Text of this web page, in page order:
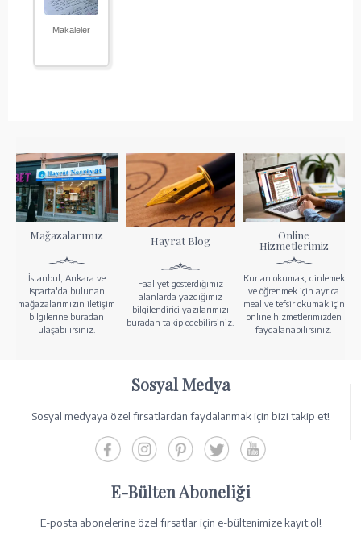
Makaleler
Mağazalarımız
İstanbul, Ankara ve
Isparta'da bulunan
mağazalarımızın iletişim
bilgilerine buradan
ulaşabilirsiniz.
Hayrat Blog
Faaliyet gösterdiğimiz
alanlarda yazdığımız
bilgilendirici yazılarımızı
buradan takip edebilirsiniz.
Online
Hizmetlerimiz
Kur'an okumak, dinlemek
ve öğrenmek için ayrıca
meal ve tefsir okumak için
online hizmetlerimizden
faydalanabilirsiniz.
Sosyal Medya
Sosyal medyaya özel fırsatlardan faydalanmak için bizi takip et!
E-Bülten Aboneliği
E-posta abonelerine özel fırsatlar için e-bültenimize kayıt ol!